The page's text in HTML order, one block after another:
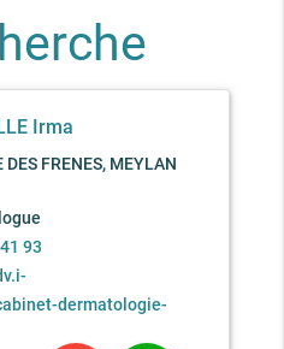
Irma
DES FRENES, MEYLAN
93
dermatologie-